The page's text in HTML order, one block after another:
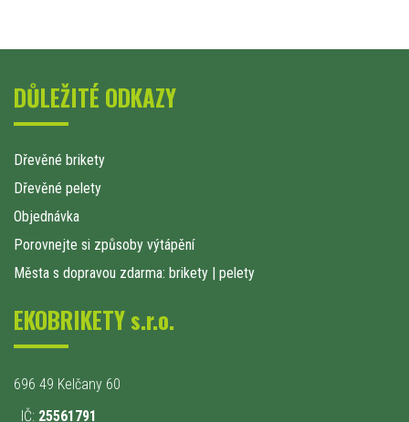
DŮLEŽITÉ ODKAZY
Dřevěné brikety
Dřevěné pelety
Objednávka
Porovnejte si způsoby výtápění
Města s dopravou zdarma: brikety | pelety
EKOBRIKETY s.r.o.
696 49 Kelčany 60
IČ: 25561791